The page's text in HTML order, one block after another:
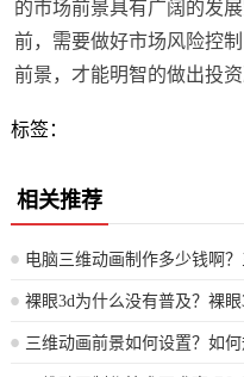
的市场前景具有广阔的发
前，需要做好市场风险控
前景，才能明智的做出投
标签：
相关推荐
裸眼3d为什么没有普及？裸
三维动画前景如何设置？如